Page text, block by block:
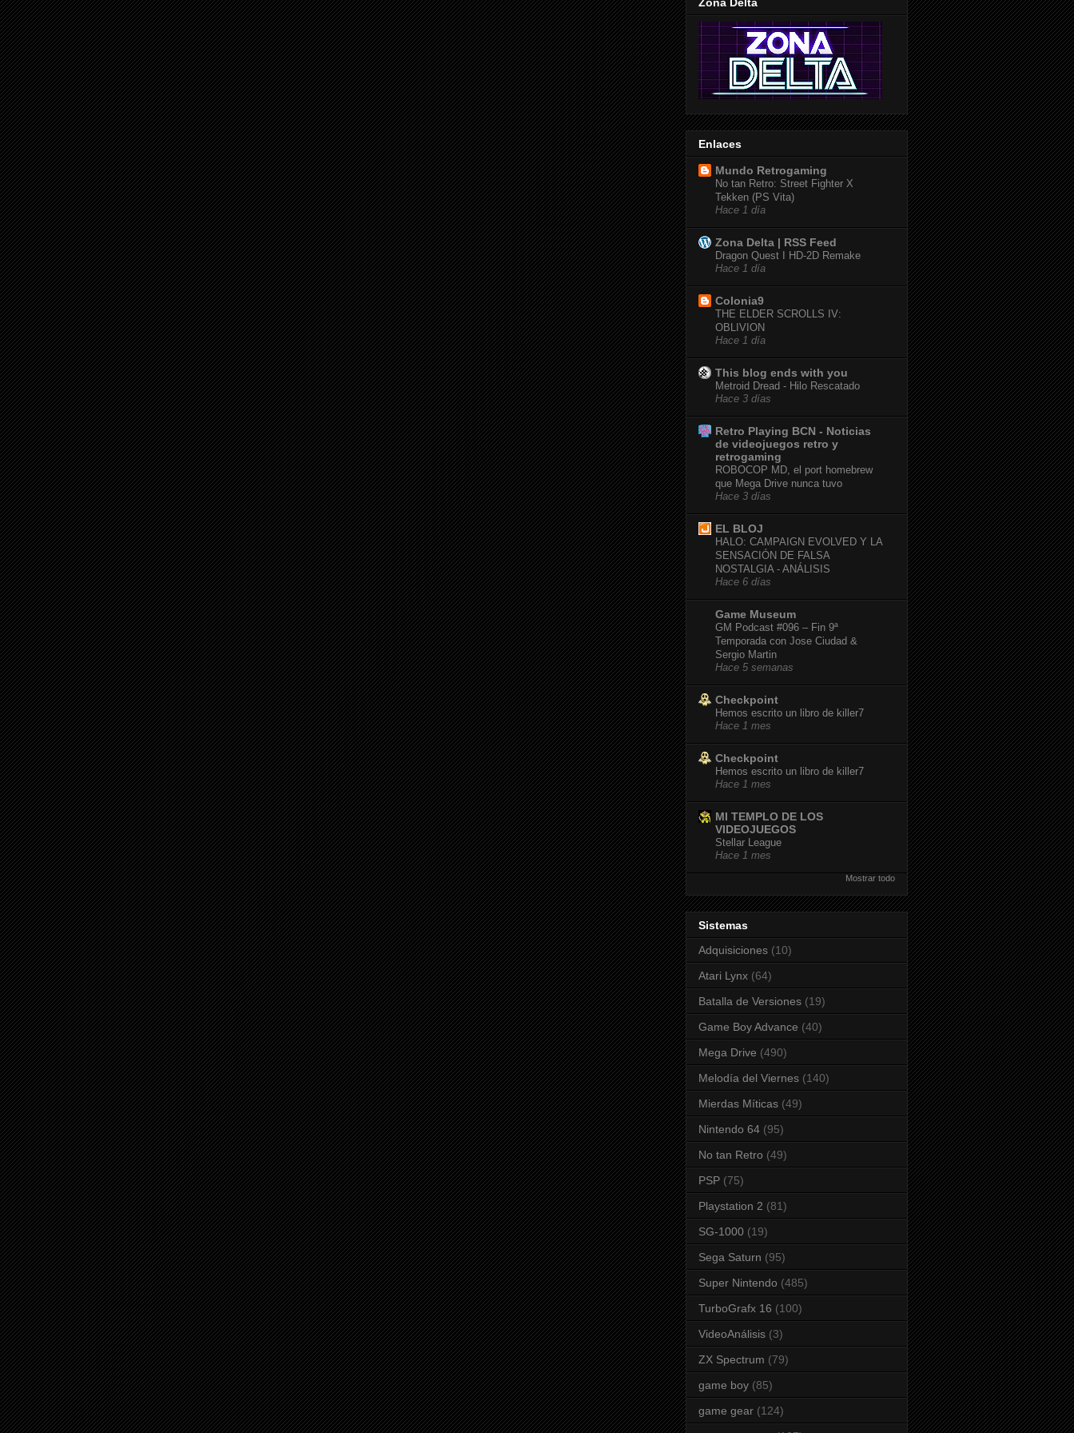
Enlaces
Mundo Retrogaming
No tan Retro: Street Fighter X
Tekken (PS Vita)
Hace 1 día
Zona Delta | RSS Feed
Dragon Quest I HD-2D Remake
Hace 1 día
Colonia9
THE ELDER SCROLLS IV:
OBLIVION
Hace 1 día
This blog ends with you
Metroid Dread - Hilo Rescatado
Hace 3 días
Retro Playing BCN - Noticias
de videojuegos retro y
retrogaming
ROBOCOP MD, el port homebrew
que Mega Drive nunca tuvo
Hace 3 días
EL BLOJ
HALO: CAMPAIGN EVOLVED Y LA
SENSACIÓN DE FALSA
NOSTALGIA - ANÁLISIS
Hace 6 días
Game Museum
GM Podcast #096 – Fin 9ª
Temporada con Jose Ciudad &
Sergio Martin
Hace 5 semanas
Checkpoint
Hemos escrito un libro de killer7
Hace 1 mes
Checkpoint
Hemos escrito un libro de killer7
Hace 1 mes
MI TEMPLO DE LOS
VIDEOJUEGOS
Stellar League
Hace 1 mes
Mostrar todo
Sistemas
Adquisiciones (10)
Atari Lynx (64)
Batalla de Versiones (19)
Game Boy Advance (40)
Mega Drive (490)
Melodía del Viernes (140)
Mierdas Míticas (49)
Nintendo 64 (95)
No tan Retro (49)
PSP (75)
Playstation 2 (81)
SG-1000 (19)
Sega Saturn (95)
Super Nintendo (485)
TurboGrafx 16 (100)
VideoAnálisis (3)
ZX Spectrum (79)
game boy (85)
game gear (124)